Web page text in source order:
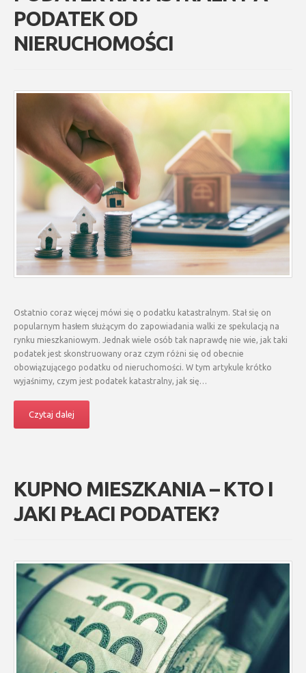
PODATEK OD
NIERUCHOMOŚCI
Ostatnio coraz więcej mówi się o podatku katastralnym. Stał się on
popularnym hasłem służącym do zapowiadania walki ze spekulacją na
rynku mieszkaniowym. Jednak wiele osób tak naprawdę nie wie, jak taki
podatek jest skonstruowany oraz czym różni się od obecnie
obowiązującego podatku od nieruchomości. W tym artykule krótko
wyjaśnimy, czym jest podatek katastralny, jak się…
Czytaj dalej
KUPNO MIESZKANIA – KTO I
JAKI PŁACI PODATEK?